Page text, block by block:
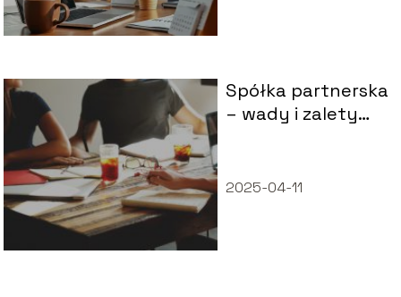
Spółka partnerska
– wady i zalety
2025-04-11